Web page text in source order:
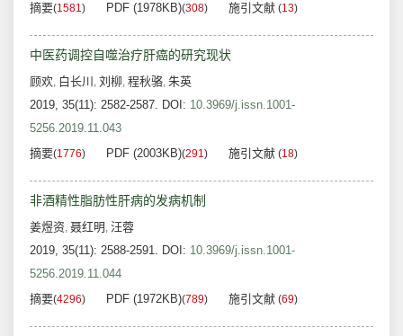
摘要(1581) PDF (1978KB)(308) 施引文献 (13)
中医药调控自噬治疗肝癌的研究现状
顾欢, 白长川 , 刘柳, 程秋骆, 朱英
2019, 35(11): 2582-2587. DOI: 10.3969/j.issn.1001-
5256.2019.11.043
摘要(1776) PDF (2003KB)(291) 施引文献 (18)
非酒精性脂肪性肝病的发病机制
姜煜资, 聂红明 , 汪蓉
2019, 35(11): 2588-2591. DOI: 10.3969/j.issn.1001-
5256.2019.11.044
摘要(4296) PDF (1972KB)(789) 施引文献 (69)